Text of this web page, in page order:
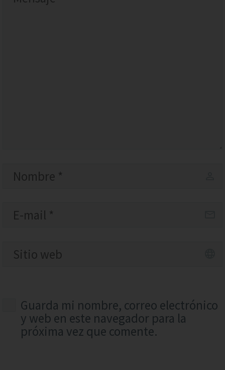
Guarda mi nombre, correo electrónico
y web en este navegador para la
próxima vez que comente.